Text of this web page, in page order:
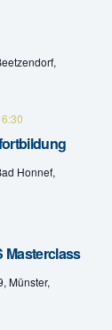
e
d
s
Honnef,
Masterclass
Münster,